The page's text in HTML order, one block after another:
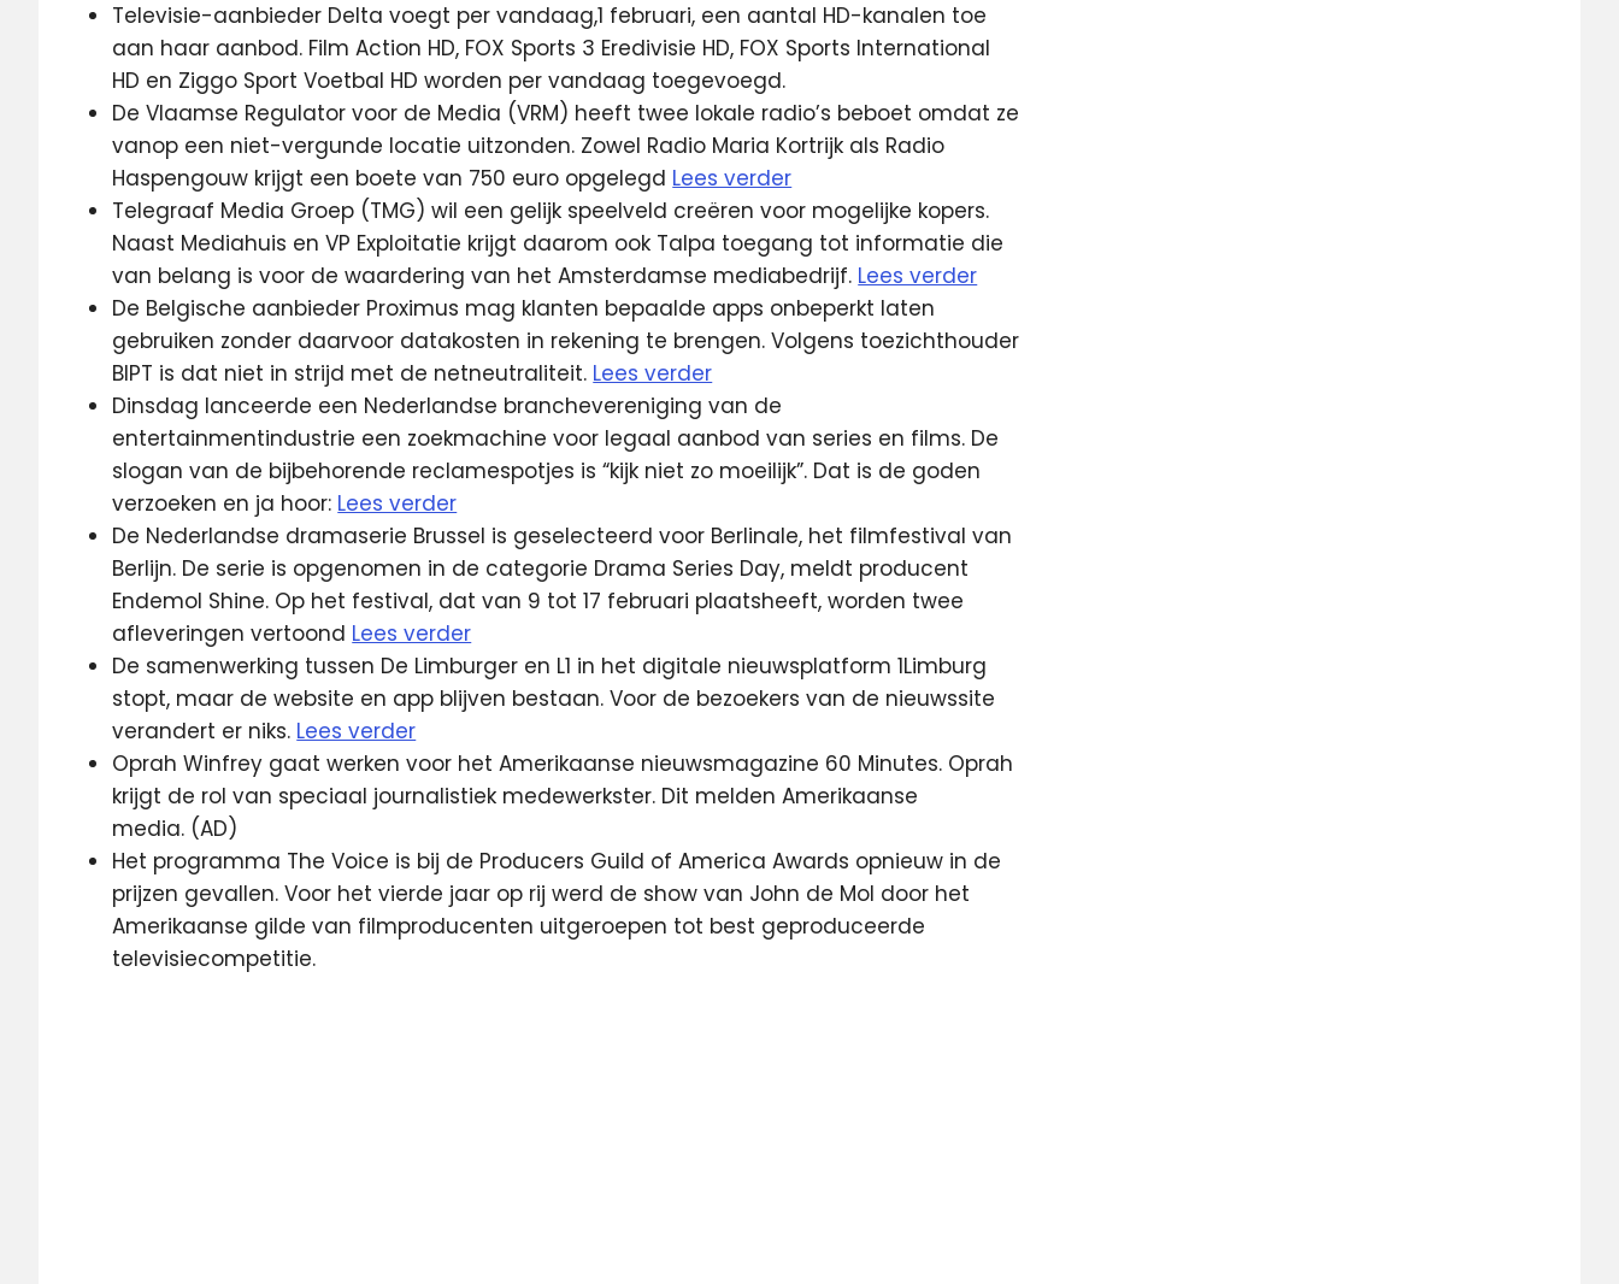
Televisie-aanbieder Delta voegt per vandaag,1 februari, een aantal HD-kanalen toe
aan haar aanbod. Film Action HD, FOX Sports 3 Eredivisie HD, FOX Sports International
HD en Ziggo Sport Voetbal HD worden per vandaag toegevoegd.
De Vlaamse Regulator voor de Media (VRM) heeft twee lokale radio’s beboet omdat ze
vanop een niet-vergunde locatie uitzonden. Zowel Radio Maria Kortrijk als Radio
Haspengouw krijgt een boete van 750 euro opgelegd Lees verder
Telegraaf Media Groep (TMG) wil een gelijk speelveld creëren voor mogelijke kopers.
Naast Mediahuis en VP Exploitatie krijgt daarom ook Talpa toegang tot informatie die
van belang is voor de waardering van het Amsterdamse mediabedrijf. Lees verder
De Belgische aanbieder Proximus mag klanten bepaalde apps onbeperkt laten
gebruiken zonder daarvoor datakosten in rekening te brengen. Volgens toezichthouder
BIPT is dat niet in strijd met de netneutraliteit. Lees verder
Dinsdag lanceerde een Nederlandse branchevereniging van de
entertainmentindustrie een zoekmachine voor legaal aanbod van series en films. De
slogan van de bijbehorende reclamespotjes is “kijk niet zo moeilijk”. Dat is de goden
verzoeken en ja hoor: Lees verder
De Nederlandse dramaserie Brussel is geselecteerd voor Berlinale, het filmfestival van
Berlijn. De serie is opgenomen in de categorie Drama Series Day, meldt producent
Endemol Shine. Op het festival, dat van 9 tot 17 februari plaatsheeft, worden twee
afleveringen vertoond Lees verder
De samenwerking tussen De Limburger en L1 in het digitale nieuwsplatform 1Limburg
stopt, maar de website en app blijven bestaan. Voor de bezoekers van de nieuwssite
verandert er niks. Lees verder
Oprah Winfrey gaat werken voor het Amerikaanse nieuwsmagazine 60 Minutes. Oprah
krijgt de rol van speciaal journalistiek medewerkster. Dit melden Amerikaanse
media. (AD)
Het programma The Voice is bij de Producers Guild of America Awards opnieuw in de
prijzen gevallen. Voor het vierde jaar op rij werd de show van John de Mol door het
Amerikaanse gilde van filmproducenten uitgeroepen tot best geproduceerde
televisiecompetitie.